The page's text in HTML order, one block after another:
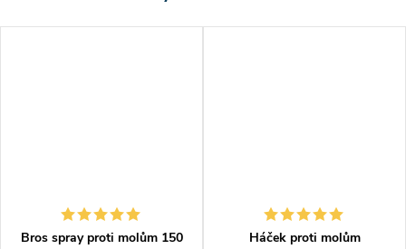
postřik v místech výskytu molů, bezprostředně na povrch. V případě
Potřísnění kůže:Odložte kontaminovaný oděv. Zasažené části
pokožky důkladně omývejte vodou s mýdlem. V případě zarudnutí
Bros spray proti molům 150
Háček proti molům